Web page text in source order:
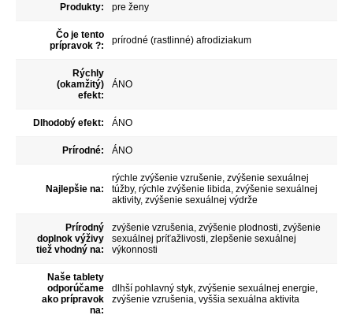
Produkty: pre ženy
Čo je tento
prípravok ?:
prírodné (rastlinné) afrodiziakum
Rýchly
(okamžitý)
efekt:
ÁNO
Dlhodobý efekt: ÁNO
Prírodné: ÁNO
Najlepšie na:
rýchle zvýšenie vzrušenie, zvýšenie sexuálnej
túžby, rýchle zvýšenie libida, zvýšenie sexuálnej
aktivity, zvýšenie sexuálnej výdrže
Prírodný
doplnok výživy
tiež vhodný na:
zvýšenie vzrušenia, zvýšenie plodnosti, zvýšenie
sexuálnej príťažlivosti, zlepšenie sexuálnej
výkonnosti
Naše tablety
odporúčame
ako prípravok
na:
dlhší pohlavný styk, zvýšenie sexuálnej energie,
zvýšenie vzrušenia, vyššia sexuálna aktivita